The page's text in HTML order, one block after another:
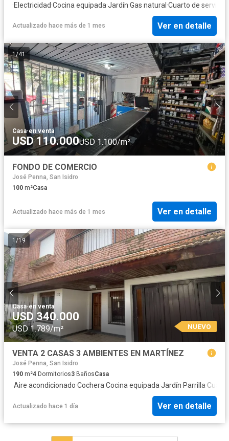
·Electricidad·Cocina equipada·Jardín·Gas natural·Cuarto de servicio
Actualizado hace más de 1 mes Ver en detalle
1/41
Casa·en venta
USD 110.000USD 1.100/m²
FONDO DE COMERCIO
José Penna, San Isidro
100 m²Casa
Actualizado hace más de 1 mes Ver en detalle
1 /19
Casa·en venta
USD 340.000
USD 1.789/m² NUEVO
VENTA 2 CASAS 3 AMBIENTES EN MARTÍNEZ
José Penna, San Isidro
190 m²4 Dormitorios3 BañosCasa
·Aire acondicionado·Cochera·Cocina equipada·Jardín·Parrilla·
Actualizado hace 1 día Ver en detalle